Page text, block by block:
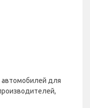
автомобилей для